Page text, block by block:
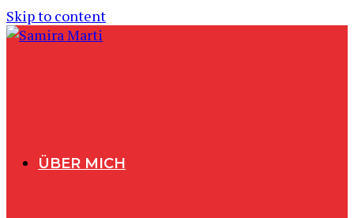
Skip to content
ÜBER MICH